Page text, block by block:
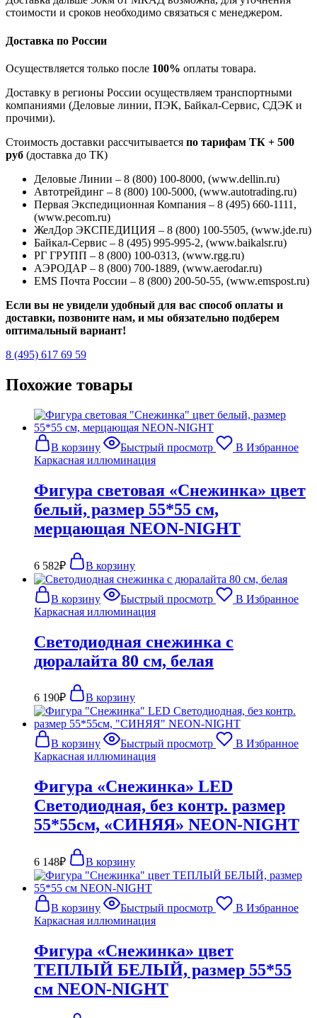
стоимости и сроков необходимо связаться с менеджером.
Доставка по России
Осуществляется только после 100% оплаты товара.
Доставку в регионы России осуществляем транспортными
компаниями (Деловые линии, ПЭК, Байкал-Сервис, СДЭК и
прочими).
Стоимость доставки рассчитывается по тарифам ТК + 500
руб (доставка до ТК)
Деловые Линии – 8 (800) 100-8000, (www.dellin.ru)
Автотрейдинг – 8 (800) 100-5000, (www.autotrading.ru)
Первая Экспедиционная Компания – 8 (495) 660-1111,
(www.pecom.ru)
ЖелДор ЭКСПЕДИЦИЯ – 8 (800) 100-5505, (www.jde.ru)
Байкал-Сервис – 8 (495) 995-995-2, (www.baikalsr.ru)
РГ ГРУПП – 8 (800) 100-0313, (www.rgg.ru)
АЭРОДАР – 8 (800) 700-1889, (www.aerodar.ru)
EMS Почта России – 8 (800) 200-50-55, (www.emspost.ru)
Если вы не увидели удобный для вас способ оплаты и
доставки, позвоните нам, и мы обязательно подберем
оптимальный вариант!
8 (495) 617 69 59
Похожие товары
В корзину Быстрый просмотр
В Избранное
Каркасная иллюминация
Фигура световая «Снежинка» цвет
белый, размер 55*55 см,
мерцающая NEON-NIGHT
6 582₽ В корзину
В корзину Быстрый просмотр
В Избранное
Каркасная иллюминация
Светодиодная снежинка с
дюралайта 80 см, белая
6 190₽ В корзину
В корзину Быстрый просмотр
В Избранное
Каркасная иллюминация
Фигура «Снежинка» LED
Светодиодная, без контр. размер
55*55см, «СИНЯЯ» NEON-NIGHT
6 148₽ В корзину
В корзину Быстрый просмотр
В Избранное
Каркасная иллюминация
Фигура «Снежинка» цвет
ТЕПЛЫЙ БЕЛЫЙ, размер 55*55
см NEON-NIGHT